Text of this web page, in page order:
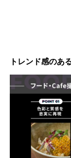
トレンド感のあ